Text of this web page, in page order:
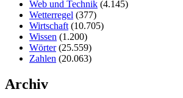
Web und Technik (4.145)
Wetterregel (377)
Wirtschaft (10.705)
Wissen (1.200)
Wörter(25.559)
Zahlen (20.063)
Archiv